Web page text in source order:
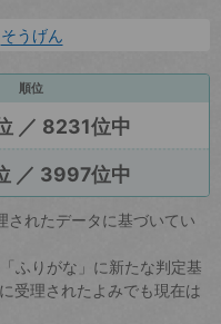
そうげん
順位
／ 8231位中
／ 3997位中
されたデータに基づいてい
ふりがな」に新たな判定基
受理されたよみでも現在は